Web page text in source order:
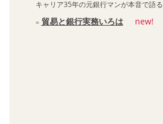
キャリア35年の元銀行マンが本音で語る
貿易と銀行実務いろは new!